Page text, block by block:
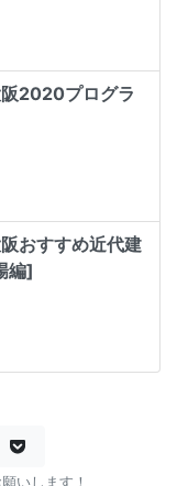
2020プログラ
おすすめ近代建
編]
いします！